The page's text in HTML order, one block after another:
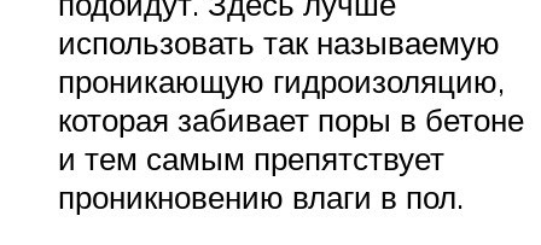
использовать так называемую
проникающую гидроизоляцию,
которая забивает поры в бетоне
и тем самым препятствует
проникновению влаги в пол.